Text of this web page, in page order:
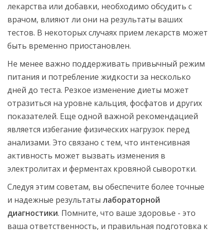
лекарства или добавки, необходимо обсудить с
врачом, влияют ли они на результаты ваших
тестов. В некоторых случаях прием лекарств может
быть временно приостановлен.
Не менее важно поддерживать привычный режим
питания и потребление жидкости за несколько
дней до теста. Резкое изменение диеты может
отразиться на уровне кальция, фосфатов и других
показателей. Еще одной важной рекомендацией
является избегание физических нагрузок перед
анализами. Это связано с тем, что интенсивная
активность может вызвать изменения в
электролитах и ферментах кровяной сыворотки.
Следуя этим советам, вы обеспечите более точные
и надежные результаты лабораторной
диагностики. Помните, что ваше здоровье - это
ваша ответственность, и правильная подготовка к